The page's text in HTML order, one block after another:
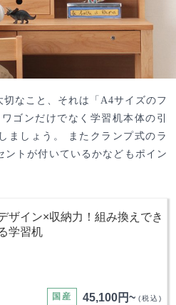
なこと、それは「A4サイズのフ
ゴンだけでなく学習机本体の引
ましょう。 またクランプ式のラ
ントが付いているかなどもポイン
ザイン×収納力！組み換えでき
学習机
国産 45,100円~ (税込)